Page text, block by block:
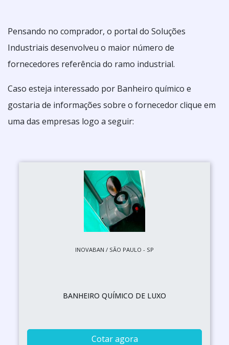
Pensando no comprador, o portal do Soluções
Industriais desenvolveu o maior número de
fornecedores referência do ramo industrial.
Caso esteja interessado por Banheiro químico e
gostaria de informações sobre o fornecedor clique em
uma das empresas logo a seguir:
INOVABAN / SÃO PAULO - SP
BANHEIRO QUÍMICO DE LUXO
Cotar agora